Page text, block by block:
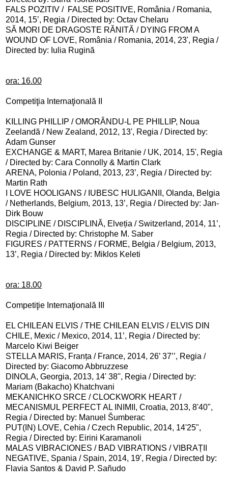
FALS POZITIV / FALSE POSITIVE, România / Romania,
2014, 15’, Regia / Directed by: Octav Chelaru
SĂ MORI DE DRAGOSTE RĂNITĂ / DYING FROM A
WOUND OF LOVE, România / Romania, 2014, 23', Regia /
Directed by: Iulia Rugină
ora: 16.00
Competiţia Internaţională II
KILLING PHILLIP / OMORÂNDU-L PE PHILLIP, Noua
Zeelandă / New Zealand, 2012, 13', Regia / Directed by:
Adam Gunser
EXCHANGE & MART, Marea Britanie / UK, 2014, 15', Regia
/ Directed by: Cara Connolly & Martin Clark
ARENA, Polonia / Poland, 2013, 23’, Regia / Directed by:
Martin Rath
I LOVE HOOLIGANS / IUBESC HULIGANII, Olanda, Belgia
/ Netherlands, Belgium, 2013, 13’, Regia / Directed by: Jan-
Dirk Bouw
DISCIPLINE / DISCIPLINĂ, Elveția / Switzerland, 2014, 11’,
Regia / Directed by: Christophe M. Saber
FIGURES / PATTERNS / FORME, Belgia / Belgium, 2013,
13’, Regia / Directed by: Miklos Keleti
ora: 18.00
Competiţie Internaţională III
EL CHILEAN ELVIS / THE CHILEAN ELVIS / ELVIS DIN
CHILE, Mexic / Mexico, 2014, 11’, Regia / Directed by:
Marcelo Kiwi Beiger
STELLA MARIS, Franța / France, 2014, 26’ 37’’, Regia /
Directed by: Giacomo Abbruzzese
DINOLA, Georgia, 2013, 14' 38'', Regia / Directed by:
Mariam (Bakacho) Khatchvani
MEKANICHKO SRCE / CLOCKWORK HEART /
MECANISMUL PERFECT AL INIMII, Croatia, 2013, 8'40",
Regia / Directed by: Manuel Šumberac
PUT(IN) LOVE, Cehia / Czech Republic, 2014, 14'25",
Regia / Directed by: Eirini Karamanoli
MALAS VIBRACIONES / BAD VIBRATIONS / VIBRAȚII
NEGATIVE, Spania / Spain, 2014, 19', Regia / Directed by:
Flavia Santos & David P. Sañudo